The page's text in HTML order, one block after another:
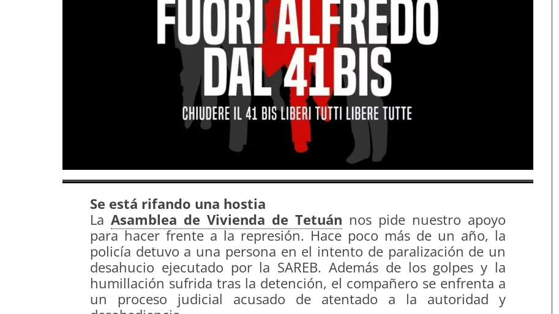
Se está rifando una hostia
La Asamblea de Vivienda de Tetuán nos pide nuestro apoyo
para hacer frente a la represión. Hace poco más de un año, la
policía detuvo a una persona en el intento de paralización de un
desahucio ejecutado por la SAREB. Además de los golpes y la
humillación sufrida tras la detención, el compañero se enfrenta a
un proceso judicial acusado de atentado a la autoridad y